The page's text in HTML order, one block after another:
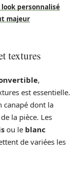
personnalisé
majeur
textures
,
est essentielle.
canapé dont la
la pièce. Les
ou le blanc
de variées les